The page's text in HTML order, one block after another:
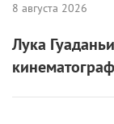
8 августа 2026
Лука
кинематограф